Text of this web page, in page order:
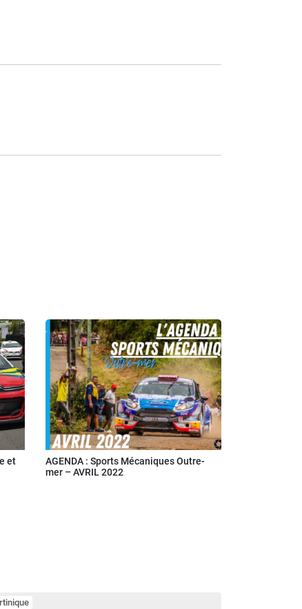
et
AGENDA : Sports Mécaniques Outre-
mer – AVRIL 2022